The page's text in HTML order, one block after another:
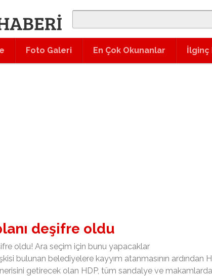
Foto Galeri En Çok Okunanlar İlginç
deşifre oldu
oldu! Ara seçim için bunu yapacaklar
bulunan belediyelere kayyım atanmasının ardından
getirecek olan HDP, tüm sandalye ve